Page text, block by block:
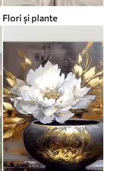
Flori și plante